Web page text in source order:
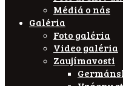
Médiá o nás
Galéria
Foto galéria
Video galéria
Zaujímavosti